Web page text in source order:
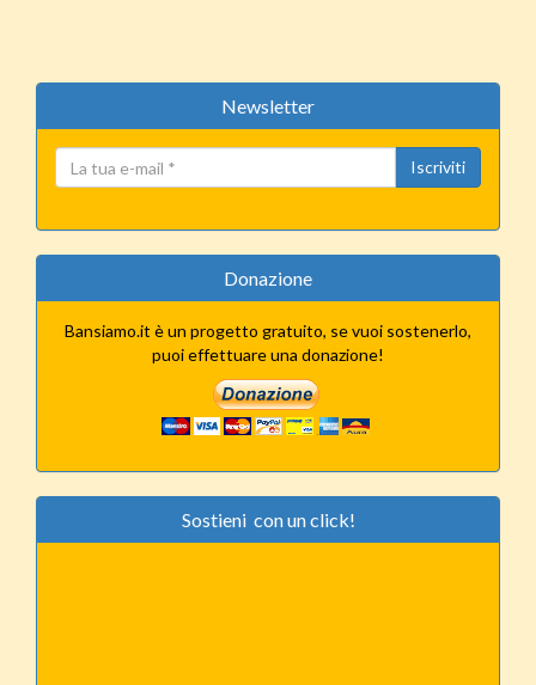
Newsletter
Iscriviti
Donazione
Bansiamo.it è un progetto gratuito, se vuoi sostenerlo,
puoi effettuare una donazione!
Sostieni con un click!